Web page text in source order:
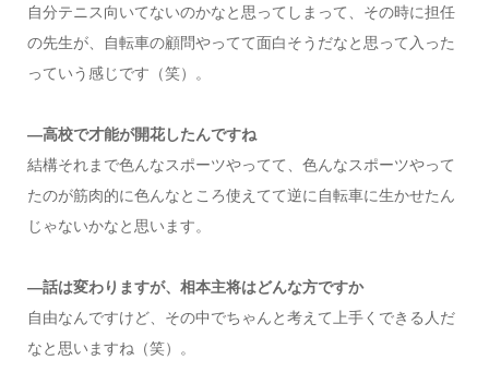
自分テニス向いてないのかなと思ってしまって、その時に担任
の先生が、自転車の顧問やってて面白そうだなと思って入った
っていう感じです（笑）。
―高校で才能が開花したんですね
結構それまで色んなスポーツやってて、色んなスポーツやって
たのが筋肉的に色んなところ使えてて逆に自転車に生かせたん
じゃないかなと思います。
―話は変わりますが、相本主将はどんな方ですか
自由なんですけど、その中でちゃんと考えて上手くできる人だ
なと思いますね（笑）。